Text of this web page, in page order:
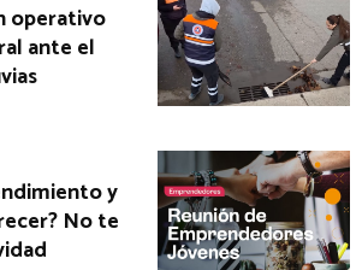
operativo
ante el
y
No te